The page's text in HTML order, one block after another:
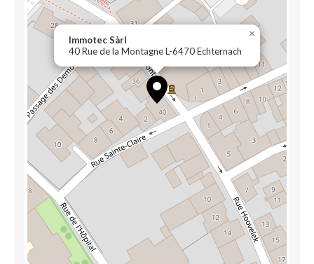
Immotec Sàrl
40 Rue de la Montagne L-6470 Echternach
×